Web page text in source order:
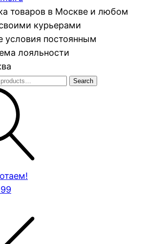
товаров в Москве и любом
курьерами
условия постоянным
лояльности
Search